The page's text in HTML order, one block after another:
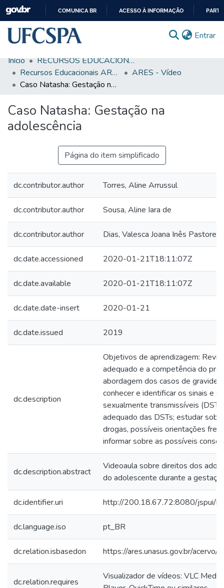
CONTEÚDO
COMUNICA BR ACESSO À INFORMAÇÃO
Entrar
Comunidades & Coleções
Busca Facetada
Estatísticas
Autoarquivamento
Sobre o RI-UFCSPA
Ajuda
Início
RECURSOS EDUCACIONAIS
Recursos Educacionais ARES/UNA-SUS
ARES - Vídeo
Caso Natasha: Gestação na adolescência
Caso Natasha: Gestação na
adolescência
Página do item simplificado
dc.contributor.author Torres, Aline Arrussul
dc.contributor.author Sousa, Aline Iara de
dc.contributor.author Dias, Valesca Joana Inês Pastore
dc.date.accessioned 2020-01-21T18:11:07Z
dc.date.available 2020-01-21T18:11:07Z
dc.date.date-insert 2020-01-21
dc.date.issued 2019
dc.description
Objetivos de aprendizagem:
adequado e a competência do
abordagem dos casos de gravidez
conhecer e identificar os sinais e
sexualmente transmissíveis
adequado das DSTs; estudar
drogas, possíveis orientações
informar sobre as possíveis
dc.description.abstract
Videoaula sobre direitos dos
do adolescente durante a
dc.identifier.uri http://200.18.67.72:8080/jspui/
dc.language.iso pt_BR
dc.relation.isbasedon https://ares.unasus.gov.br/
dc.relation.requires
Visualizador de vídeos: VLC